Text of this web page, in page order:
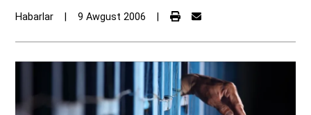
Habarlar 9 Awgust 2006